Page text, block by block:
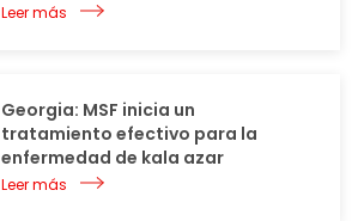
Leer más
Georgia: MSF inicia un
tratamiento efectivo para la
enfermedad de kala azar
Leer más